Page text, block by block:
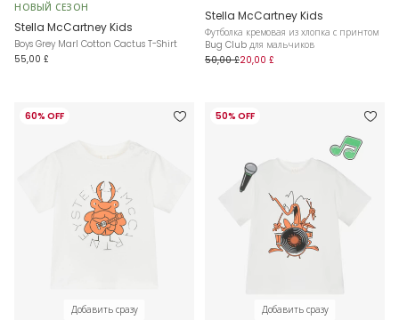
НОВЫЙ СЕЗОН
Stella McCartney Kids
Boys Grey Marl Cotton Cactus T-Shirt
55,00 £
Stella McCartney Kids
Футболка кремовая из хлопка с принтом
Bug Club для мальчиков
50,00 £20,00 £
60% OFF
Добавить сразу
50% OFF
Добавить сразу